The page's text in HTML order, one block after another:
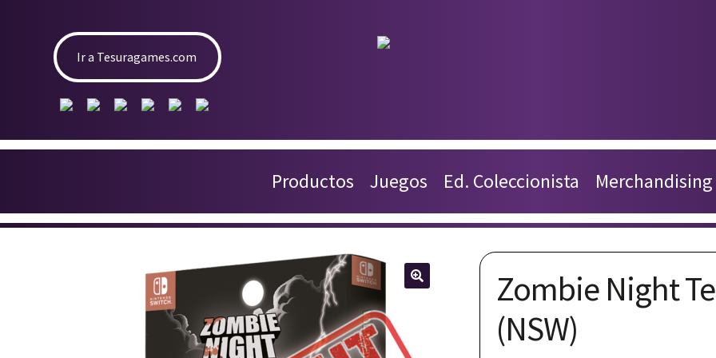
Ir a Tesuragames.com
Productos Juegos Ed. Coleccionista Merchandising
Zombie Night
(NSW)
Juegos
Ed. Coleccionista
Merchandising
Contacto